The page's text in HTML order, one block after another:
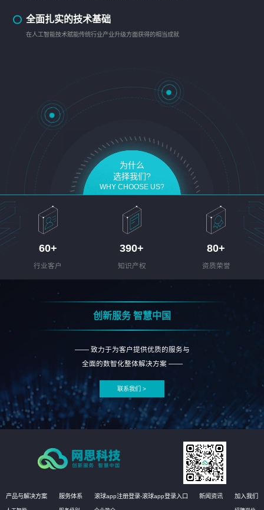
全面扎实的技术基础
在人工智能技术赋能传统行业产业升级方面获得的相当成就
为什么
选择我们?
WHY CHOOSE US?
60+
行业客户
390+
知识产权
80+
资质荣誉
创新服务 智慧中国
—— 致力于为客户提供优质的服务与
全面的数智化整体解决方案 ——
联系我们 >
产品与解决方案 服务体系 滚球app注册登录-滚球app登录入口 新闻资讯 加入我们